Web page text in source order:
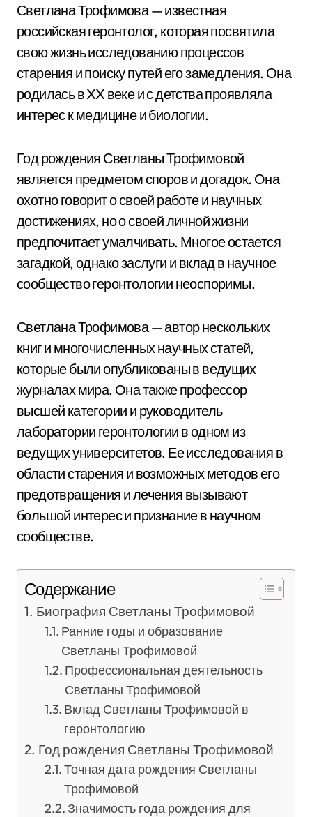
Светлана Трофимова — известная
российская геронтолог, которая посвятила
свою жизнь исследованию процессов
старения и поиску путей его замедления. Она
родилась в XX веке и с детства проявляла
интерес к медицине и биологии.
Год рождения Светланы Трофимовой
является предметом споров и догадок. Она
охотно говорит о своей работе и научных
достижениях, но о своей личной жизни
предпочитает умалчивать. Многое остается
загадкой, однако заслуги и вклад в научное
сообщество геронтологии неоспоримы.
Светлана Трофимова — автор нескольких
книг и многочисленных научных статей,
которые были опубликованы в ведущих
журналах мира. Она также профессор
высшей категории и руководитель
лаборатории геронтологии в одном из
ведущих университетов. Ее исследования в
области старения и возможных методов его
предотвращения и лечения вызывают
большой интерес и признание в научном
сообществе.
Содержание
Биография Светланы Трофимовой
Ранние годы и образование
Светланы Трофимовой
Профессиональная деятельность
Светланы Трофимовой
Вклад Светланы Трофимовой в
геронтологию
Год рождения Светланы Трофимовой
Точная дата рождения Светланы
Трофимовой
Значимость года рождения для